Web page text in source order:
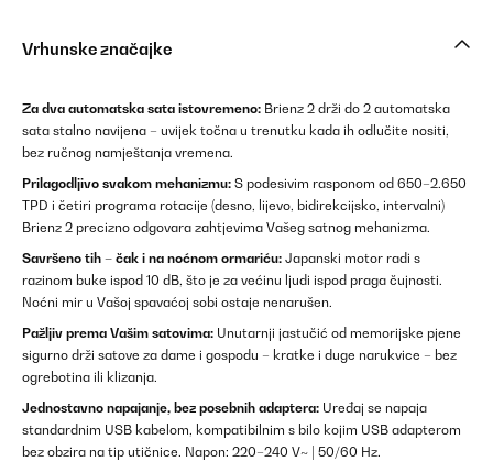
Vrhunske značajke
Za dva automatska sata istovremeno: Brienz 2 drži do 2 automatska
sata stalno navijena – uvijek točna u trenutku kada ih odlučite nositi,
bez ručnog namještanja vremena.
Prilagodljivo svakom mehanizmu: S podesivim rasponom od 650–2.650
TPD i četiri programa rotacije (desno, lijevo, bidirekcijsko, intervalni)
Brienz 2 precizno odgovara zahtjevima Vašeg satnog mehanizma.
Savršeno tih – čak i na noćnom ormariću: Japanski motor radi s
razinom buke ispod 10 dB, što je za većinu ljudi ispod praga čujnosti.
Noćni mir u Vašoj spavaćoj sobi ostaje nenarušen.
Pažljiv prema Vašim satovima: Unutarnji jastučić od memorijske pjene
sigurno drži satove za dame i gospodu – kratke i duge narukvice – bez
ogrebotina ili klizanja.
Jednostavno napajanje, bez posebnih adaptera: Uređaj se napaja
standardnim USB kabelom, kompatibilnim s bilo kojim USB adapterom
bez obzira na tip utičnice. Napon: 220–240 V~ | 50/60 Hz.